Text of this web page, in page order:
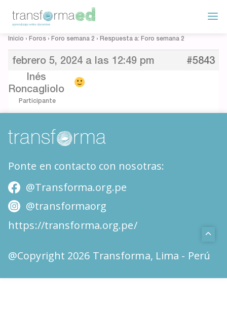
Inicio › Foros › Foro semana 2 › Respuesta a: Foro semana 2
febrero 5, 2024 a las 12:49 pm
#5843
Inés
Roncagliolo
Participante
Ponte en contacto con nosotras:
@Transforma.org.pe
@transformaorg
https://transforma.org.pe/
@Copyright 2026 Transforma, Lima - Perú